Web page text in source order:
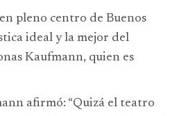
pleno centro de Buenos
ideal y la mejor del
Kaufmann, quien es
afirmó: “Quizá el teatro